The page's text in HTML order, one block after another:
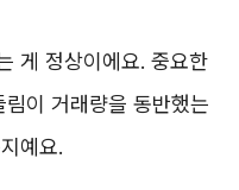
게 정상이에요. 중요한
이 거래량을 동반했는
예요.